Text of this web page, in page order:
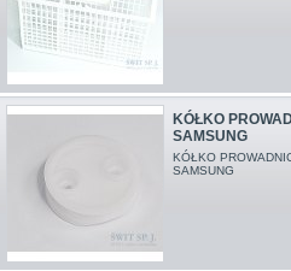
KÓŁKO
SAMSUNG
KÓŁKO
SAMSUNG